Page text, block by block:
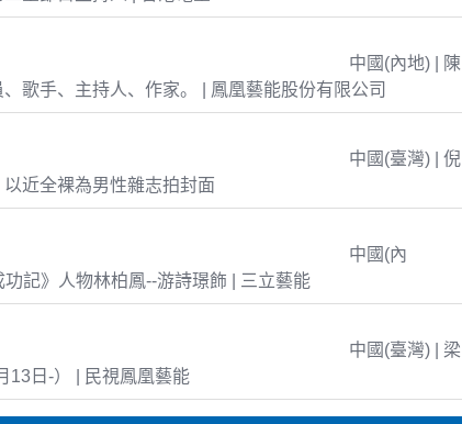
中國(內地) | 陳
歌手、主持人、作家。 | 鳳凰藝能股份有限公司
中國(臺灣) | 倪
近全裸為男性雜志拍封面
中國(內
記》人物林柏鳳--游詩璟飾 | 三立藝能
中國(臺灣) | 梁
13日-） | 民視鳳凰藝能